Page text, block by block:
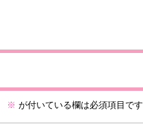
※ が付いている欄は必須項目です